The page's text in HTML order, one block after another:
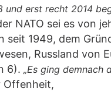
und erst recht 2014
NATO sei es von
seit 1949, dem
Russland von
6). „Es ging demnach
Offenheit,